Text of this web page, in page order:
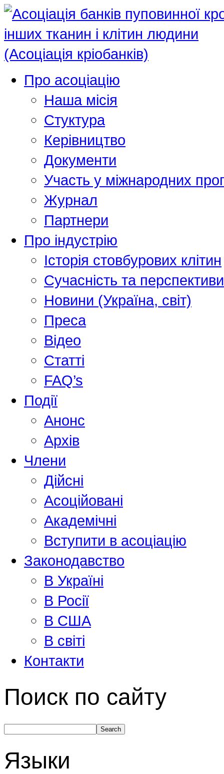
Про асоціацію
Наша місія
Стуктура
Керівництво
Документи
Участь у міжнародних
Журнал
Партнери
Про індустрію
Історія стовбурових клітин
Сучасність та перспективи
Новини (Україна, світ)
Преса
Відео
Статті
FAQ’s
Події
Анонс
Архів
Члени
Дійсні
Асоційовані
Академiчнi
Вступити в асоціацію
Законодавство
В Україні
В Росії
В США
В світі
Контакти
Поиск по сайту
Языки